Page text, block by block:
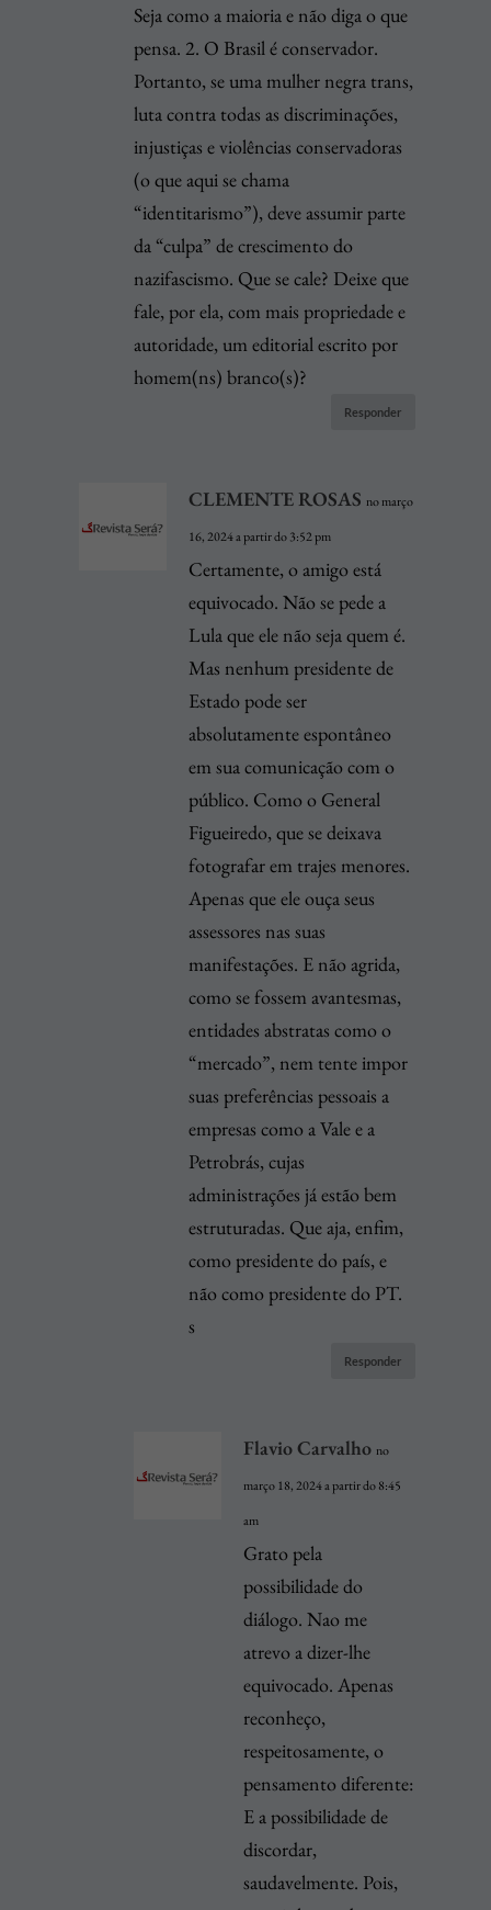
Seja como a maioria e não diga o que
pensa. 2. O Brasil é conservador.
Portanto, se uma mulher negra trans,
luta contra todas as discriminações,
injustiças e violências conservadoras
(o que aqui se chama
“identitarismo”), deve assumir parte
da “culpa” de crescimento do
nazifascismo. Que se cale? Deixe que
fale, por ela, com mais propriedade e
autoridade, um editorial escrito por
homem(ns) branco(s)?
Responder
CLEMENTE ROSAS no março
16, 2024 a partir do 3:52 pm
Certamente, o amigo está
equivocado. Não se pede a
Lula que ele não seja quem é.
Mas nenhum presidente de
Estado pode ser
absolutamente espontâneo
em sua comunicação com o
público. Como o General
Figueiredo, que se deixava
fotografar em trajes menores.
Apenas que ele ouça seus
assessores nas suas
manifestações. E não agrida,
como se fossem avantesmas,
entidades abstratas como o
“mercado”, nem tente impor
suas preferências pessoais a
empresas como a Vale e a
Petrobrás, cujas
administrações já estão bem
estruturadas. Que aja, enfim,
como presidente do país, e
não como presidente do PT.
s
Responder
Flavio Carvalho no
março 18, 2024 a partir do 8:45
am
Grato pela
possibilidade do
diálogo. Nao me
atrevo a dizer-lhe
equivocado. Apenas
reconheço,
respeitosamente, o
pensamento diferente:
E a possibilidade de
discordar,
saudavelmente. Pois,